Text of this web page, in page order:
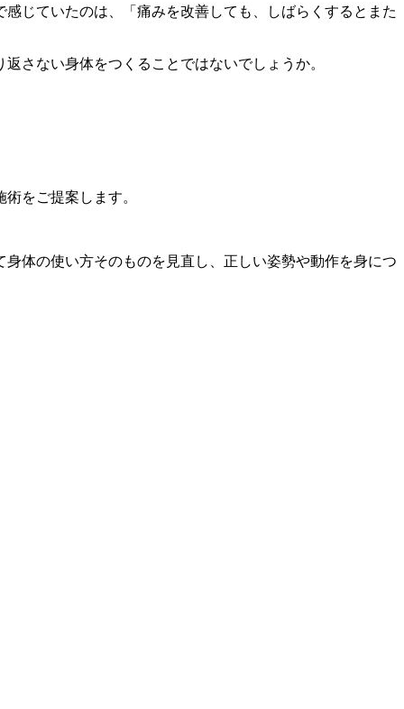
じていたのは、「痛みを改善しても、しばらくするとまた
さない身体をつくることではないでしょうか。
をご提案します。
体の使い方そのものを見直し、正しい姿勢や動作を身につ